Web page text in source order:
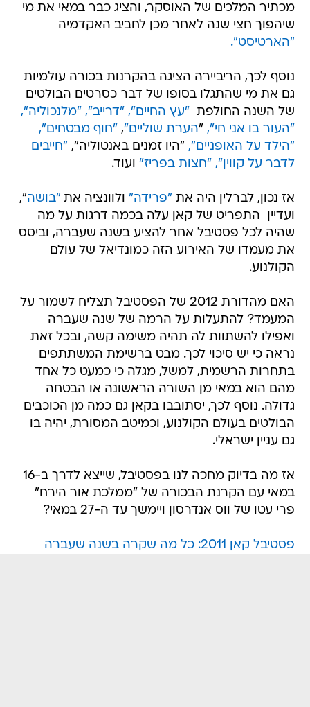
מכתיר המלכים של האוסקר, והציג כבר במאי את מי
שיהפוך חצי שנה לאחר מכן לחביב האקדמיה 
"הארטיסט".
נוסף לכך, הריביירה הציגה בהקרנות בכורה עולמיות
גם את מי שהתגלו בסופו של דבר כסרטים הבולטים
של השנה החולפת  "עץ החיים", "דרייב", "מלנכוליה",
"העור בו אני חי", "הערת שוליים", "חוף מבטחים",
"הילד על האופניים", "היו זמנים באנטוליה", "חייבים
לדבר על קווין", "חצות בפריז" ועוד.
אז נכון, לברלין היה את "פרידה" ולוונציה את"בושה",
ועדיין  התפריט של קאן עלה בכמה דרגות על מה
שהיה לכל פסטיבל אחר להציע בשנה שעברה, וביסס
את מעמדו של האירוע הזה כמונדיאל של עולם
הקולנוע.
האם מהדורת 2012 של הפסטיבל תצליח לשמור על
המעמד? להתעלות על הרמה של שנה שעברה
ואפילו להשתוות לה תהיה משימה קשה, ובכל זאת
נראה כי יש סיכוי לכך. מבט ברשימת המשתתפים
בתחרות הרשמית, למשל, מגלה כי כמעט כל אחד
מהם הוא במאי מן השורה הראשונה או הבטחה
גדולה. נוסף לכך, יסתובבו בקאן גם כמה מן הכוכבים
הבולטים בעולם הקולנוע, וכמיטב המסורת, יהיה בו
גם עניין ישראלי.
אז מה בדיוק מחכה לנו בפסטיבל, שייצא לדרך ב-16
במאי עם הקרנת הבכורה של "ממלכת אור הירח"
פרי עטו של ווס אנדרסון ויימשך עד ה-27 במאי?
פסטיבל קאן 2011: כל מה שקרה בשנה שעברה